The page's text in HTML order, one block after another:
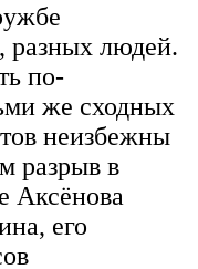
разных людей.
по-
же сходных
неизбежны
разрыв в
Аксёнова
его